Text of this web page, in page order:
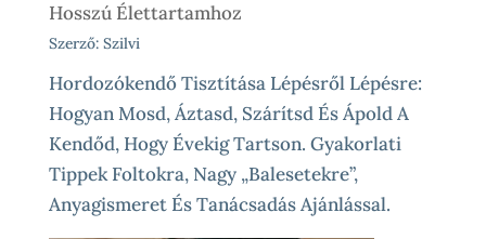
Hosszú Élettartamhoz
Szerző: Szilvi
Hordozókendő Tisztítása Lépésről Lépésre:
Hogyan Mosd, Áztasd, Szárítsd És Ápold A
Kendőd, Hogy Évekig Tartson. Gyakorlati
Tippek Foltokra, Nagy „balesetekre”,
Anyagismeret És Tanácsadás Ajánlással.